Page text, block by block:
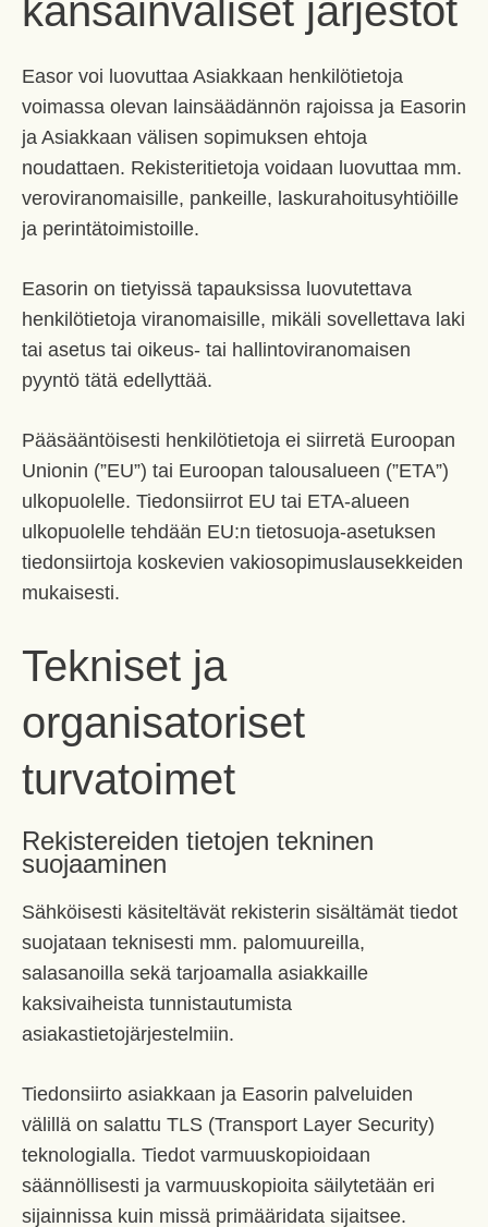
kansainväliset järjestöt
Easor voi luovuttaa Asiakkaan henkilötietoja
voimassa olevan lainsäädännön rajoissa ja Easorin
ja Asiakkaan välisen sopimuksen ehtoja
noudattaen. Rekisteritietoja voidaan luovuttaa mm.
veroviranomaisille, pankeille, laskurahoitusyhtiöille
ja perintätoimistoille.
Easorin on tietyissä tapauksissa luovutettava
henkilötietoja viranomaisille, mikäli sovellettava laki
tai asetus tai oikeus- tai hallintoviranomaisen
pyyntö tätä edellyttää.
Pääsääntöisesti henkilötietoja ei siirretä Euroopan
Unionin (”EU”) tai Euroopan talousalueen (”ETA”)
ulkopuolelle. Tiedonsiirrot EU tai ETA-alueen
ulkopuolelle tehdään EU:n tietosuoja-asetuksen
tiedonsiirtoja koskevien vakiosopimuslausekkeiden
mukaisesti.
Tekniset ja
organisatoriset
turvatoimet
Rekistereiden tietojen tekninen
suojaaminen
Sähköisesti käsiteltävät rekisterin sisältämät tiedot
suojataan teknisesti mm. palomuureilla,
salasanoilla sekä tarjoamalla asiakkaille
kaksivaiheista tunnistautumista
asiakastietojärjestelmiin.
Tiedonsiirto asiakkaan ja Easorin palveluiden
välillä on salattu TLS (Transport Layer Security)
teknologialla. Tiedot varmuuskopioidaan
säännöllisesti ja varmuuskopioita säilytetään eri
sijainnissa kuin missä primääridata sijaitsee.